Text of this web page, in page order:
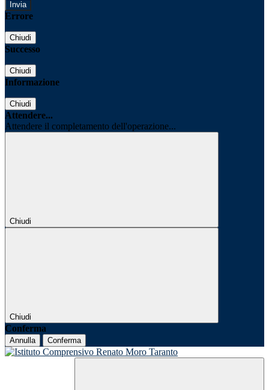
Errore
Chiudi
Successo
Chiudi
Informazione
Chiudi
Attendere...
Attendere il completamento dell'operazione...
Chiudi
Chiudi
Conferma
Annulla Conferma